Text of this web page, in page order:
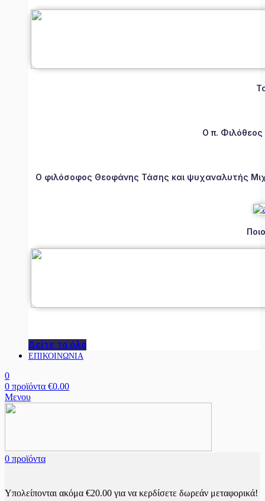
Ο π.
Ο φιλόσοφος Θεοφάνης Τάσης και ψυχαναλυτής
Δείτε τα όλα
ΕΠΙΚΟΙΝΩΝΙΑ
0
0 προϊόντα €0.00
Μενου
0 προϊόντα
Υπολείπονται ακόμα €20.00 για να κερδίσετε δωρεάν μεταφορικά!